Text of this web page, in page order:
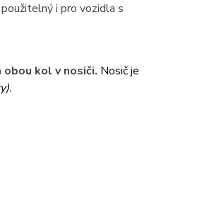
i pro vozidla s
obou kol v nosiči. Nosič je